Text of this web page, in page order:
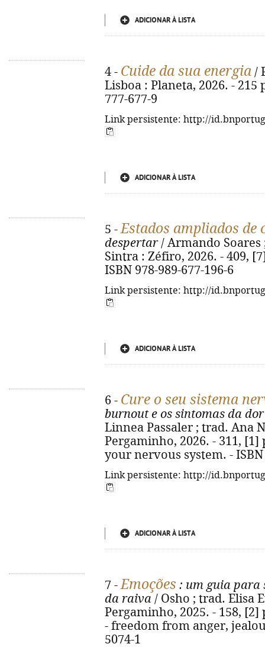
ADICIONAR À LISTA
4 - Cuide da sua energia /
Lisboa : Planeta, 2026. - 215
777-677-9
Link persistente: http://
ADICIONAR À LISTA
5 -Estados ampliados de
despertar/ Armando Soares
Sintra : Zéfiro, 2026. - 409,
ISBN 978-989-677-196-6
Link persistente: http://
ADICIONAR À LISTA
6 - Cure o seu sistema
burnout e os sintomas da
Linnea Passaler ; trad. Ana
Pergaminho, 2026. - 311,
your nervous system. - ISBN
Link persistente: http://
ADICIONAR À LISTA
7 -Emoções : um guia para
da raiva / Osho ; trad. Elisa
Pergaminho, 2025. - 158,
- freedom from anger,
5074-1